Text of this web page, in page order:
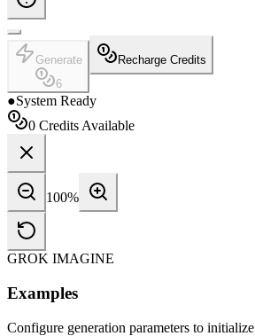
Generate
6
Recharge Credits
●System Ready
0 Credits Available
100%
GROK IMAGINE
Examples
Configure generation parameters to initialize